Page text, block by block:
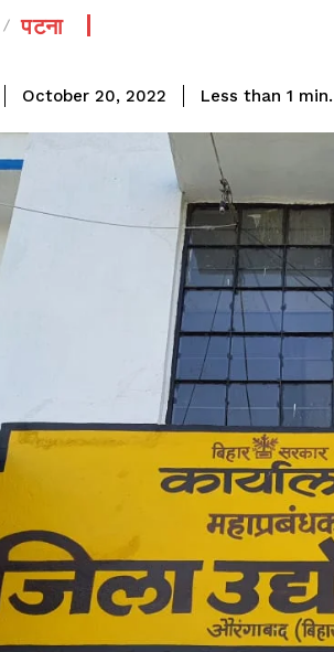
कॉलेज में जिला उद्योग विभाग ने किया स्टार्टअप आउटरीच
पटना
October 20, 2022 Less than 1 min.